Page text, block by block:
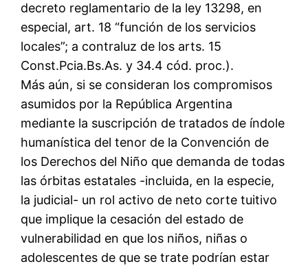
decreto reglamentario de la ley 13298, en
especial, art. 18 “función de los servicios
locales”; a contraluz de los arts. 15
Const.Pcia.Bs.As. y 34.4 cód. proc.).
Más aún, si se consideran los compromisos
asumidos por la República Argentina
mediante la suscripción de tratados de índole
humanística del tenor de la Convención de
los Derechos del Niño que demanda de todas
las órbitas estatales -incluida, en la especie,
la judicial- un rol activo de neto corte tuitivo
que implique la cesación del estado de
vulnerabilidad en que los niños, niñas o
adolescentes de que se trate podrían estar